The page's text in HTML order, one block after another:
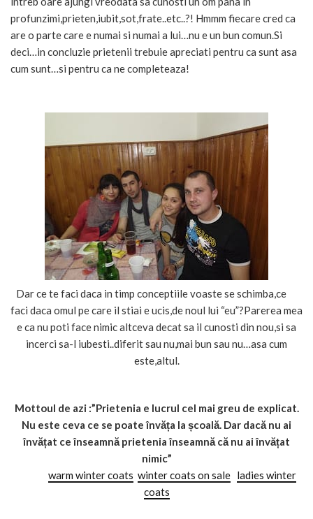
profunzimi,prieten,iubit,sot,frate..etc..?! Hmmm fiecare cred ca
are o parte care e numai si numai a lui…nu e un bun comun.Si
deci…in concluzie prietenii trebuie apreciati pentru ca sunt asa
cum sunt…si pentru ca ne completeaza!
Dar ce te faci daca in timp conceptiile voaste se schimba,ce
faci daca omul pe care il stiai e ucis,de noul lui “eu”?Parerea mea
e ca nu poti face nimic altceva decat sa il cunosti din nou,si sa
incerci sa-l iubesti..diferit sau nu,mai bun sau nu…asa cum
este,altul.
Mottoul de azi :”Prietenia e lucrul cel mai greu de explicat.
Nu este ceva ce se poate învăța la școală. Dar dacă nu ai
învățat ce înseamnă prietenia înseamnă că nu ai învățat
nimic”
warm winter coats winter coats on sale ladies winter
coats